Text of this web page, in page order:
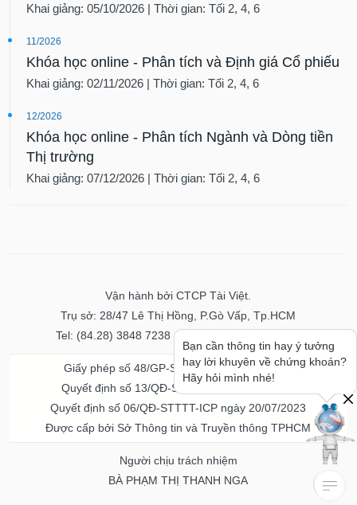
Khai giảng: 05/10/2026 | Thời gian: Tối 2, 4, 6
11/2026
Khóa học online - Phân tích và Định giá Cổ phiếu
Khai giảng: 02/11/2026 | Thời gian: Tối 2, 4, 6
12/2026
Khóa học online - Phân tích Ngành và Dòng tiền
Thị trường
Khai giảng: 07/12/2026 | Thời gian: Tối 2, 4, 6
Vận hành bởi CTCP Tài Việt.
Trụ sở: 28/47 Lê Thị Hồng, P.Gò Vấp, Tp.HCM
Tel: (84.28) 3848 7238 - Fax: (84.28) 3848 7237
Giấy phép số 48/GP-STTTT ngày 04/11/2016
Quyết định số 13/QĐ-STTTT ngày 02/11/2017
Quyết định số 06/QĐ-STTTT-ICP ngày 20/07/2023
Được cấp bởi Sở Thông tin và Truyền thông TPHCM
Người chịu trách nhiệm
BÀ PHẠM THỊ THANH NGA
Bạn cần thông tin hay ý tưởng
hay lời khuyên về chứng khoán?
Hãy hỏi mình nhé!